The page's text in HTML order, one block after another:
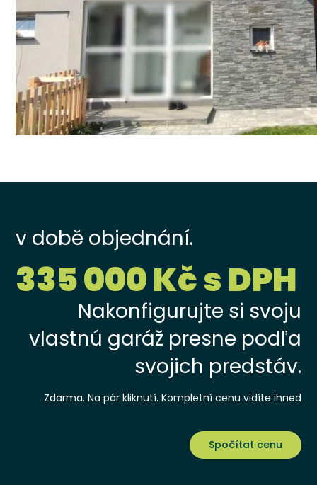
v době objednání.
335 000 Kč s DPH
Nakonfigurujte si svoju
vlastnú garáž presne podľa
svojich predstáv.
Zdarma. Na pár kliknutí. Kompletní cenu vidíte ihned
Spočítat cenu